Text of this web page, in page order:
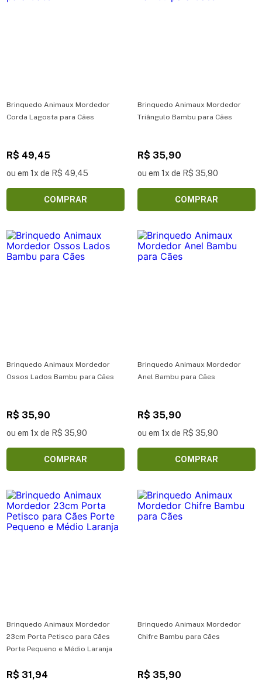
Brinquedo Animaux Mordedor
Corda Lagosta para Cães
R$ 49,45
ou em 1x de R$ 49,45
COMPRAR
Brinquedo Animaux Mordedor
Triângulo Bambu para Cães
R$ 35,90
ou em 1x de R$ 35,90
COMPRAR
Brinquedo Animaux Mordedor
Ossos Lados Bambu para Cães
R$ 35,90
ou em 1x de R$ 35,90
COMPRAR
Brinquedo Animaux Mordedor
Anel Bambu para Cães
R$ 35,90
ou em 1x de R$ 35,90
COMPRAR
Brinquedo Animaux Mordedor
23cm Porta Petisco para Cães
Porte Pequeno e Médio Laranja
R$ 31,94
Brinquedo Animaux Mordedor
Chifre Bambu para Cães
R$ 35,90